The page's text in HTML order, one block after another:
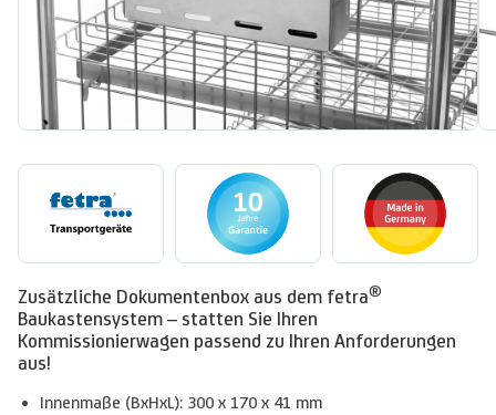
Zusätzliche Dokumentenbox aus dem fetra®
Baukastensystem – statten Sie Ihren
Kommissionierwagen passend zu Ihren Anforderungen
aus!
Innenmaße (BxHxL): 300 x 170 x 41 mm